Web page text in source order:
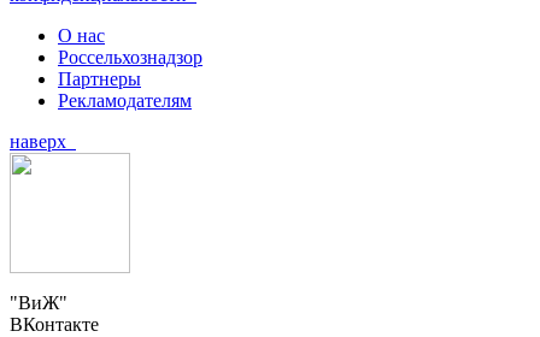
О нас
Россельхознадзор
Партнеры
Рекламодателям
наверх
"ВиЖ"
ВКонтакте